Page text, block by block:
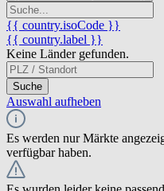
{{ country.isoCode }}
{{ country.label }}
Keine Länder gefunden.
Suche
Auswahl aufheben
Es werden nur Märkte
verfügbar haben.